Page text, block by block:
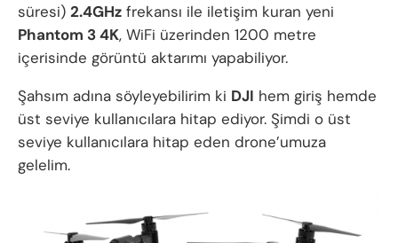
süresi) 2.4GHz frekansı ile iletişim kuran yeni
Phantom 3 4K, WiFi üzerinden 1200 metre
içerisinde görüntü aktarımı yapabiliyor.
Şahsım adına söyleyebilirim ki DJI hem giriş hemde
üst seviye kullanıcılara hitap ediyor. Şimdi o üst
seviye kullanıcılara hitap eden drone’umuza
gelelim.